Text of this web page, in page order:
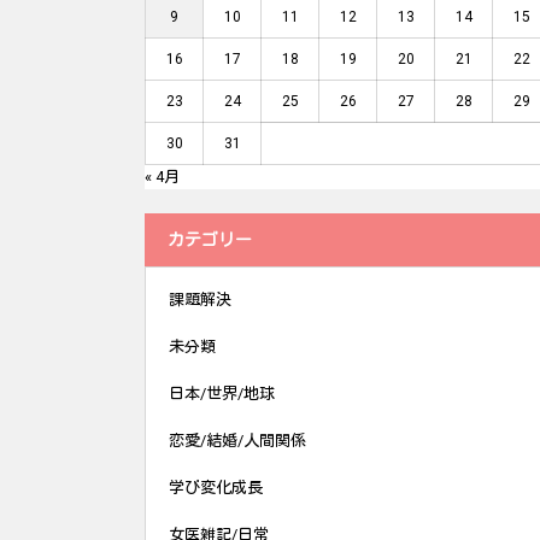
9 10 11 12 13 14 15
16 17 18 19 20 21 22
23 24 25 26 27 28 29
30 31
« 4月
カテゴリー
課題解決
未分類
日本/世界/地球
恋愛/結婚/人間関係
学び変化成長
女医雑記/日常